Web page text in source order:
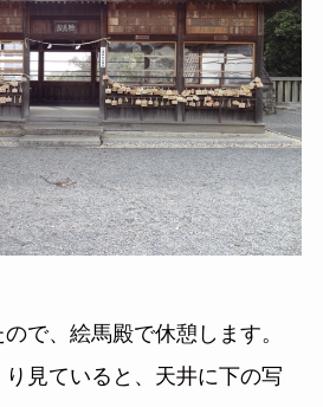
で、絵馬殿で休憩します。
見ていると、天井に下の写